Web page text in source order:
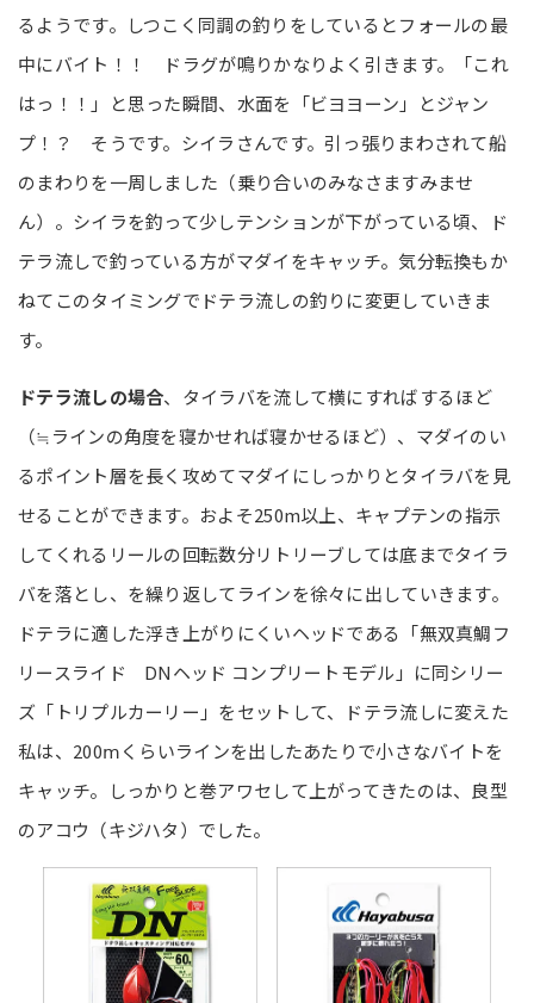
るようです。しつこく同調の釣りをしているとフォールの最
中にバイト！！ ドラグが鳴りかなりよく引きます。「これ
はっ！！」と思った瞬間、水面を「ビヨヨーン」とジャン
プ！？ そうです。シイラさんです。引っ張りまわされて船
のまわりを一周しました（乗り合いのみなさますみませ
ん）。シイラを釣って少しテンションが下がっている頃、ド
テラ流しで釣っている方がマダイをキャッチ。気分転換もか
ねてこのタイミングでドテラ流しの釣りに変更していきま
す。
ドテラ流しの場合、タイラバを流して横にすればするほど
（≒ラインの角度を寝かせれば寝かせるほど）、マダイのい
るポイント層を長く攻めてマダイにしっかりとタイラバを見
せることができます。およそ250m以上、キャプテンの指示
してくれるリールの回転数分リトリーブしては底までタイラ
バを落とし、を繰り返してラインを徐々に出していきます。
ドテラに適した浮き上がりにくいヘッドである「無双真鯛フ
リースライド DNヘッド コンプリートモデル」に同シリー
ズ「トリプルカーリー」をセットして、ドテラ流しに変えた
私は、200ⅿくらいラインを出したあたりで小さなバイトを
キャッチ。しっかりと巻アワセして上がってきたのは、良型
のアコウ（キジハタ）でした。